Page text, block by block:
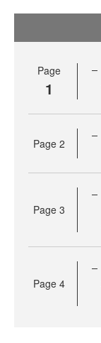
Page
1
Page 2
Page 3
Page 4